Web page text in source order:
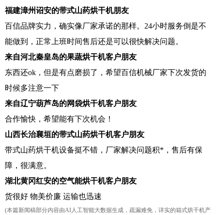
福建漳州诏安的带式山药烘干机朋友
百信品牌实力，确实像厂家承诺的那样。24小时服务倒是不
能做到，正常上班时间售后还是可以很快解决问题。
来自河北秦皇岛的果蔬烘干机客户朋友
东西还ok，但是有点磨损了，希望百信机械厂家下次发货的
时候多注意一下
来自辽宁葫芦岛的网袋烘干机客户朋友
合作愉快，希望能有下次机会！
山西长治襄垣的带式山药烘干机客户朋友
带式山药烘干机设备挺不错，厂家解决问题积*，售后有保
障，很满意。
湖北黄冈红安的空气能烘干机客户朋友
货很好 物美价廉 运输也迅速
(本篇新闻稿部分内容由AI人工智能大数据生成，疏漏难免，详实的箱式烘干机产